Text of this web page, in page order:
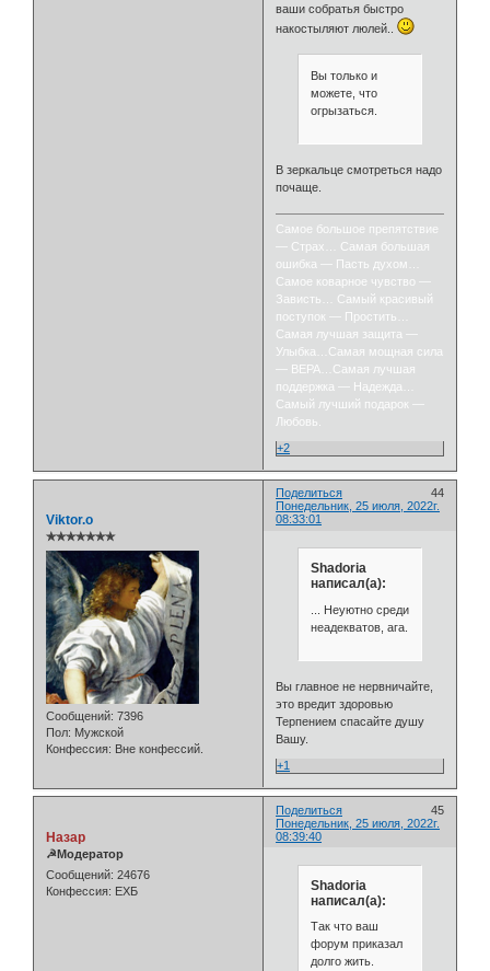
ваши собратья быстро
накостыляют люлей..
Вы только и
можете, что
огрызаться.
В зеркальце смотреться надо
почаще.
Самое большое препятствие
— Страх… Самая большая
ошибка — Пасть духом…
Самое коварное чувство —
Зависть… Самый красивый
поступок — Простить…
Самая лучшая защита —
Улыбка…Самая мощная сила
— ВЕРА…Самая лучшая
поддержка — Надежда…
Самый лучший подарок —
Любовь.
+2
Поделиться
44
Понедельник, 25 июля, 2022г.
08:33:01
Viktor.o
✯✯✯✯✯✯✯
Сообщений: 7396
Пол: Мужской
Конфессия: Вне конфессий.
Shadoria
написал(а):
... Неуютно среди
неадекватов, ага.
Вы главное не нервничайте,
это вредит здоровью
Терпением спасайте душу
Вашу.
+1
Поделиться
45
Понедельник, 25 июля, 2022г.
08:39:40
Назар
☭Модератор
Сообщений: 24676
Конфессия: ЕХБ
Shadoria
написал(а):
Так что ваш
форум приказал
долго жить.